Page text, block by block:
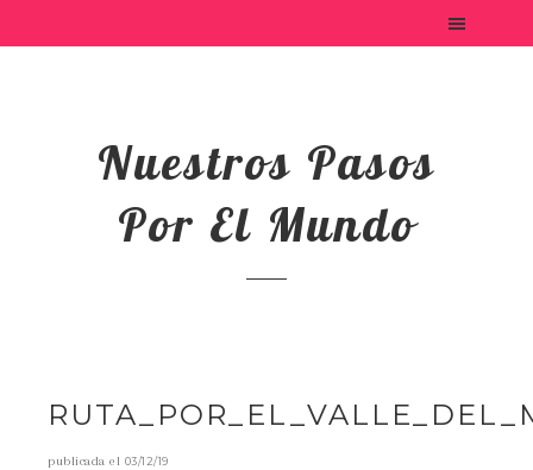
Nuestros Pasos
Por El Mundo
publicada el 03/12/19